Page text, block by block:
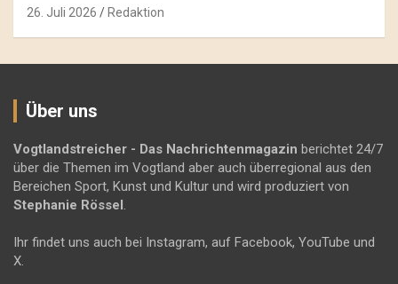
26. Juli 2026 Redaktion
Über uns
Vogtlandstreicher - Das Nachrichtenmagazin berichtet 24/7
über die Themen im Vogtland aber auch überregional aus den
Bereichen Sport, Kunst und Kultur und wird produziert von
Stephanie Rössel.
Ihr findet uns auch bei Instagram, auf Facebook, YouTube und
X.